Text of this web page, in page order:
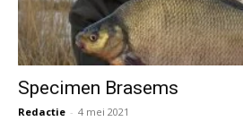
Specimen Brasems
Redactie - 4 mei 2021